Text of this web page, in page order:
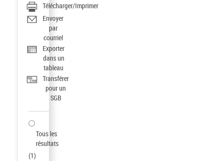
Télécharger/Imprimer
Envoyer
par
courriel
Exporter
dans un
tableau
Transférer
pour un
SGB
Tous les
résultats
(1)